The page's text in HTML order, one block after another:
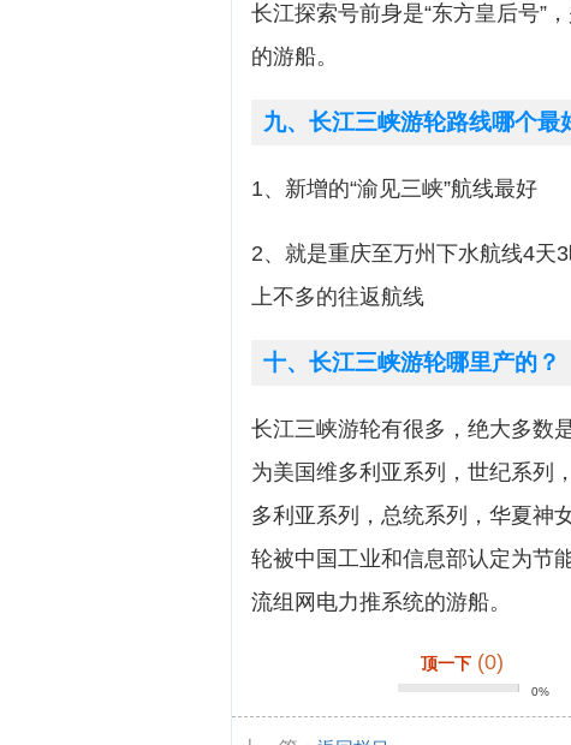
长江探索号前身是“东方皇后号”
的游船。
九、长江三峡游轮路线哪个最
1、新增的“渝见三峡”航线最好
2、就是重庆至万州下水航线4天
上不多的往返航线
十、长江三峡游轮哪里产的？
长江三峡游轮有很多，绝大多数
为美国维多利亚系列，世纪系列
多利亚系列，总统系列，华夏神
轮被中国工业和信息部认定为节
流组网电力推系统的游船。
顶一下 (0)
0%